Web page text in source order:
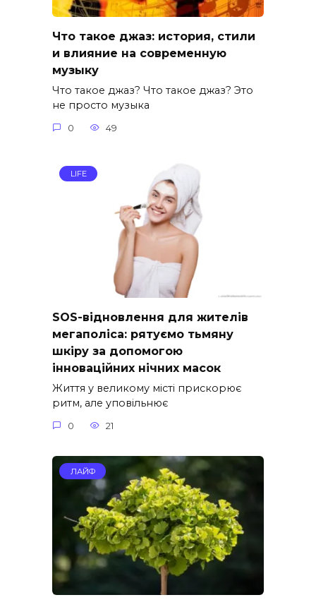
Что такое джаз: история, стили
и влияние на современную
музыку
Что такое джаз? Что такое джаз? Это
не просто музыка
0 49
LIFE
SOS-відновлення для жителів
мегаполіса: рятуємо тьмяну
шкіру за допомогою
інноваційних нічних масок
Життя у великому місті прискорює
ритм, але уповільнює
0 21
ЛАЙФ